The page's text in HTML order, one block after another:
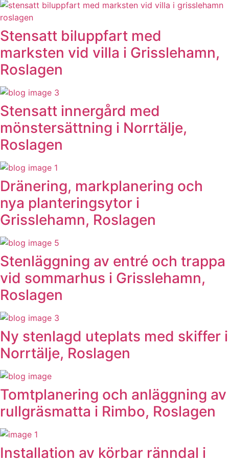
Stensatt biluppfart med
marksten vid villa i Grisslehamn,
Roslagen
Stensatt innergård med
mönstersättning i Norrtälje,
Roslagen
Dränering, markplanering och
nya planteringsytor i
Grisslehamn, Roslagen
Stenläggning av entré och trappa
vid sommarhus i Grisslehamn,
Roslagen
Ny stenlagd uteplats med skiffer i
Norrtälje, Roslagen
Tomtplanering och anläggning av
rullgräsmatta i Rimbo, Roslagen
Installation av körbar ränndal i